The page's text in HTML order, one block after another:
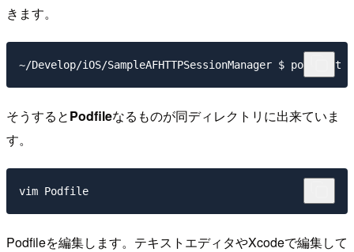
きます。
そうするとPodfileなるものが同ディレクトリに出来ていま
す。
Podfileを編集します。テキストエディタやXcodeで編集して